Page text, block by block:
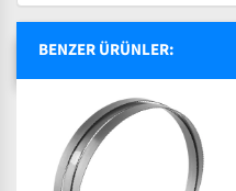
BENZER ÜRÜNLER: